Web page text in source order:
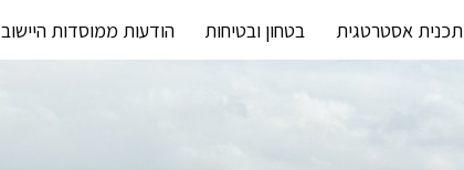
תכנית אסטרטגית בטחון ובטיחות הודעות ממוסדות היישוב